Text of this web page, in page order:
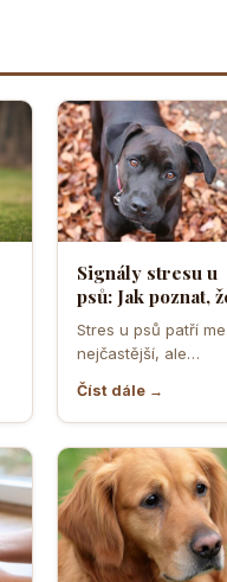
Signály stresu u
psů: Jak poznat,
se váš čtyřnohý
přítel necítí
komfortně
Stres u psů patří
nejčastější, ale
nejpodceňovanější
problémy
péče. Může se…
Číst dále →